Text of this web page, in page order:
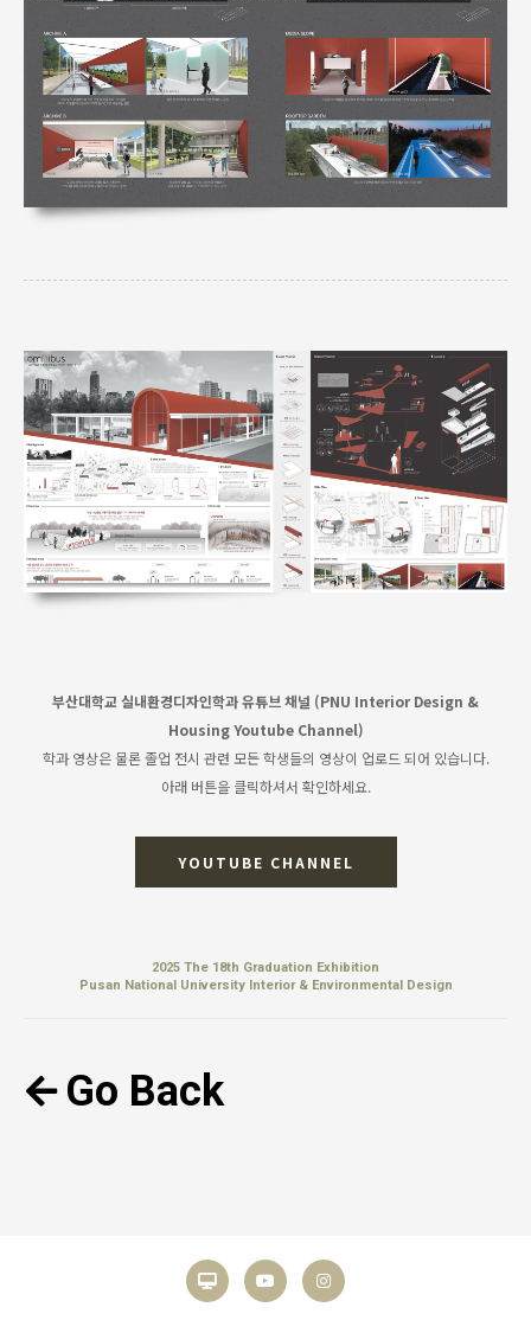
부산대학교 실내환경디자인학과 유튜브 채널 (PNU Interior Design &
Housing Youtube Channel)
학과 영상은 물론 졸업 전시 관련 모든 학생들의 영상이 업로드 되어 있습니다.
아래 버튼을 클릭하셔서 확인하세요.
YOUTUBE CHANNEL
2025 The 18th Graduation Exhibition
Pusan National University Interior & Environmental Design
Go Back